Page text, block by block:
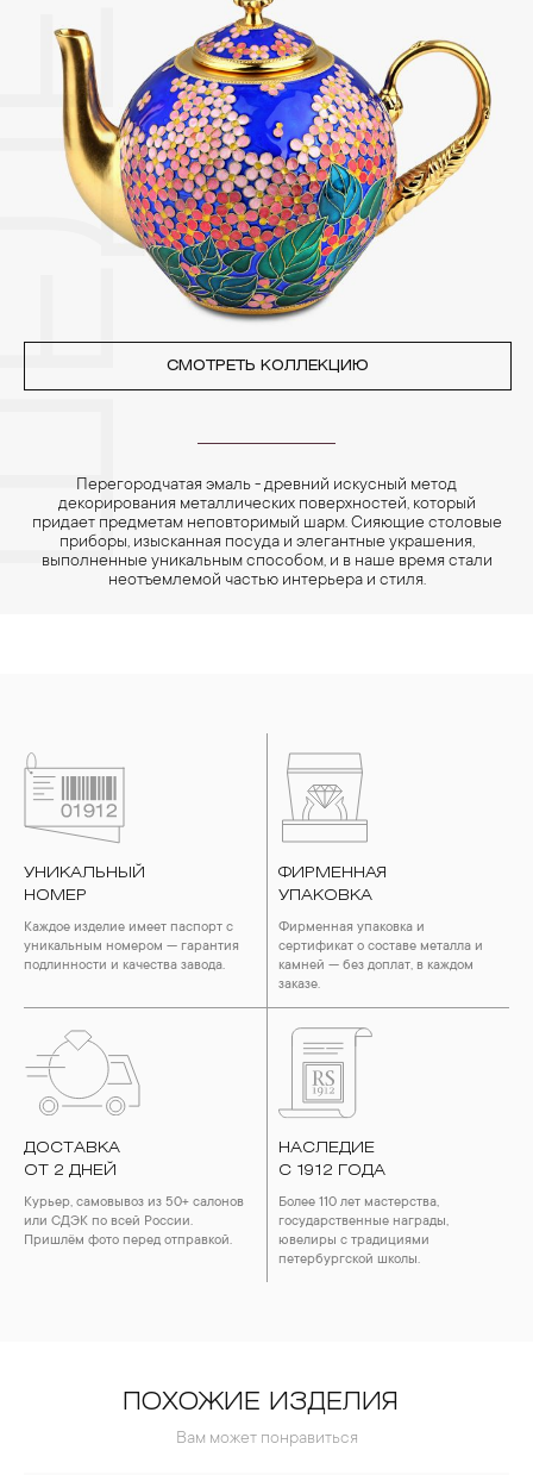
3. Ни в коем случае не храните украшения в ванной комнате.
Особенно беречь от воздействия влаги, необходимо
позолоченные изделия. Также высокую влажность плохо
переносят жемчуг, бирюза, малахит и янтарь.
4. Специалисты обычно рекомендуют чистить украшения не
реже одного раза в месяц, а также регулярно протирать их
фланелевой или замшевой салфеткой.
СМОТРЕТЬ КОЛЛЕКЦИЮ
Перегородчатая эмаль - древний искусный метод
декорирования металлических поверхностей, который
придает предметам неповторимый шарм. Сияющие столовые
приборы, изысканная посуда и элегантные украшения,
выполненные уникальным способом, и в наше время стали
неотъемлемой частью интерьера и стиля.
УНИКАЛЬНЫЙ
НОМЕР
Каждое изделие имеет паспорт с
уникальным номером — гарантия
подлинности и качества завода.
ФИРМЕННАЯ
УПАКОВКА
Фирменная упаковка и
сертификат о составе металла и
камней — без доплат, в каждом
заказе.
ДОСТАВКА
ОТ 2 ДНЕЙ
Курьер, самовывоз из 50+ салонов
или СДЭК по всей России.
Пришлём фото перед отправкой.
НАСЛЕДИЕ
С 1912 ГОДА
Более 110 лет мастерства,
государственные награды,
ювелиры с традициями
петербургской школы.
ПОХОЖИЕ ИЗДЕЛИЯ
Вам может понравиться